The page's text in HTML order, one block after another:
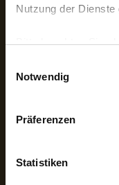
Nutzung der Dienste
Bitte beachten Sie,
EU. Wir stellen
nutzen.
Notwendig
Präferenzen
Statistiken
Technikbroschüre
Karriere
Pressebox